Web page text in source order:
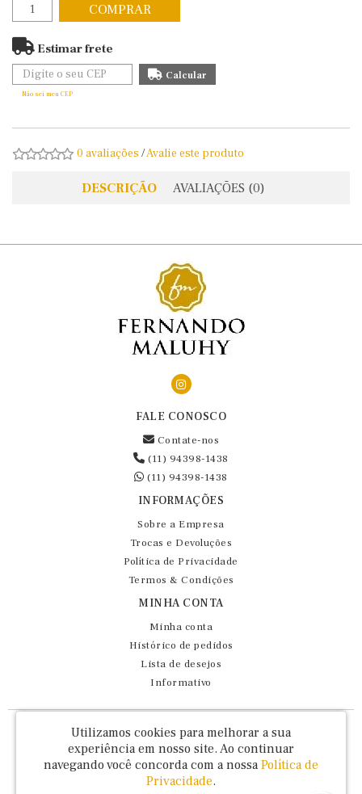
COMPRAR
Estimar frete
Não sei meu CEP
0 avaliações /Avalie este produto
DESCRIÇÃO AVALIAÇÕES (0)
FALE CONOSCO
Contate-nos
(11) 94398-1438
(11) 94398-1438
INFORMAÇÕES
Sobre a Empresa
Trocas e Devoluções
Política de Privacidade
Termos & Condições
MINHA CONTA
Minha conta
Histórico de pedidos
Lista de desejos
Informativo
Fernando Maluhy Cia Ltda - CNPJ: 60.458.825/0001-86
Rua Dr Euclydes da Cunha, 47 - Brás - São Paulo / SP - CEP 03016-030
Utilizamos cookies para melhorar a sua
experiência em nosso site. Ao continuar
navegando você concorda com a nossa Política de
Privacidade.